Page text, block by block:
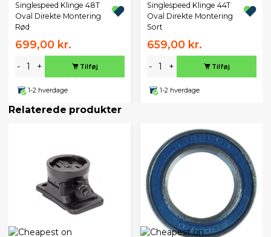
Singlespeed Klinge 48T
Oval Direkte Montering
Rød
699,00 kr.
- + Tilføj
1-2 hverdage
Singlespeed Klinge 44T
Oval Direkte Montering
Sort
659,00 kr.
- + Tilføj
1-2 hverdage
Relaterede produkter